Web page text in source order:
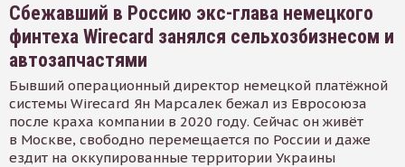
Сбежавший в Россию экс-глава немецкого
финтеха Wirecard занялся сельхозбизнесом и
автозапчастями
Бывший операционный директор немецкой платёжной
системы Wirecard Ян Марсалек бежал из Евросоюза
после краха компании в 2020 году. Сейчас он живёт
в Москве, свободно перемещается по России и даже
ездит на оккупированные территории Украины